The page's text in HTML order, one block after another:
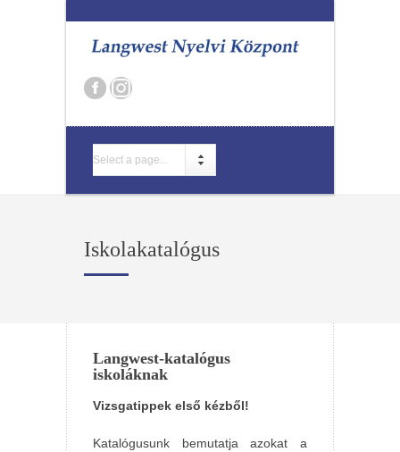
Select a page...
Iskolakatalógus
Langwest-katalógus
iskoláknak
Vizsgatippek első kézből!
Katalógusunk bemutatja azokat a